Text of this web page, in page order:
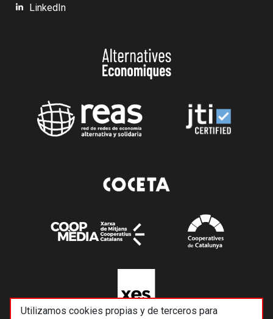
Utilizamos cookies propias y de terceros para
LinkedIn